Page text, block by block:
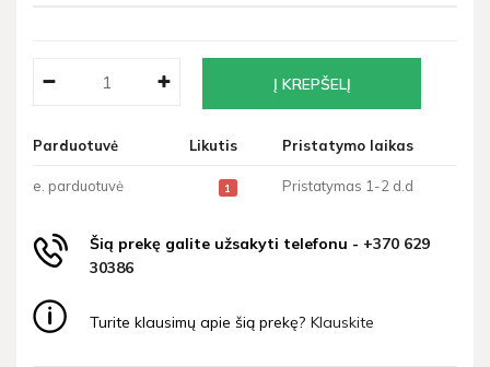
Parduotuvė Likutis Pristatymo laikas
e. parduotuvė 1 Pristatymas 1-2 d.d
Šią prekę galite užsakyti telefonu - +370 629
30386
Turite klausimų apie šią prekę? Klauskite